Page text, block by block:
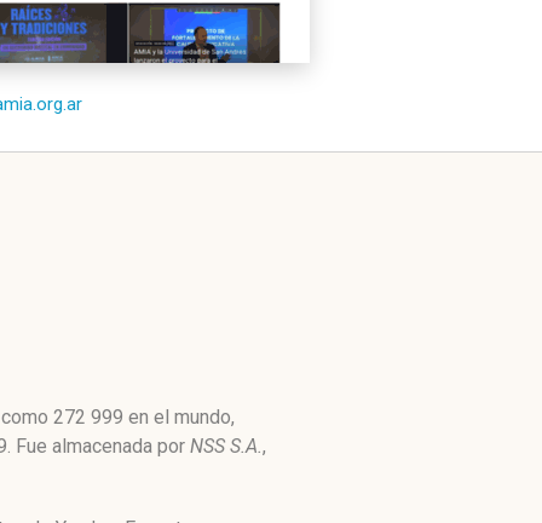
272 999 en el mundo,
Fue almacenada por NSS S.A.,